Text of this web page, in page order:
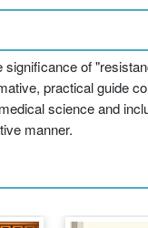
of
practical guide
science and
manner.